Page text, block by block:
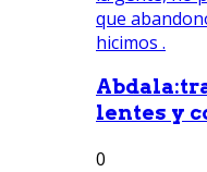
lentes y
0